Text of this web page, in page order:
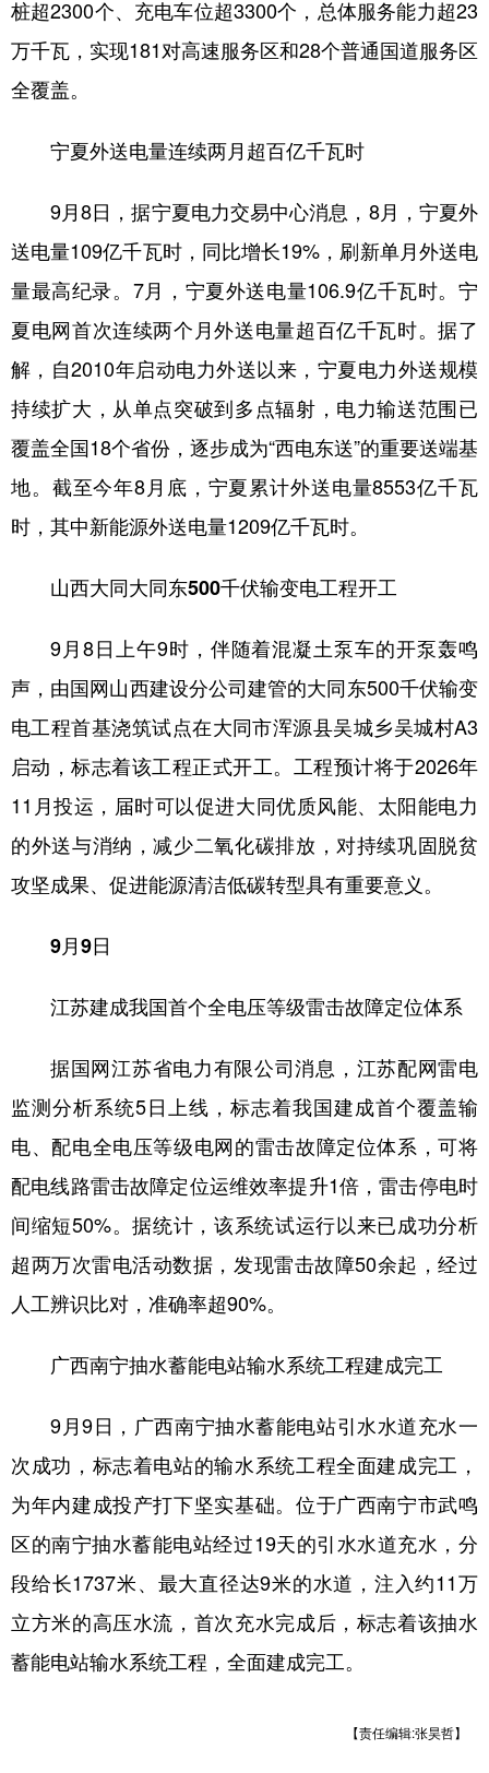
桩超2300个、充电车位超3300个，总体服务能力超23
万千瓦，实现181对高速服务区和28个普通国道服务区
全覆盖。
宁夏外送电量连续两月超百亿千瓦时
9月8日，据宁夏电力交易中心消息，8月，宁夏外
送电量109亿千瓦时，同比增长19%，刷新单月外送电
量最高纪录。7月，宁夏外送电量106.9亿千瓦时。宁
夏电网首次连续两个月外送电量超百亿千瓦时。据了
解，自2010年启动电力外送以来，宁夏电力外送规模
持续扩大，从单点突破到多点辐射，电力输送范围已
覆盖全国18个省份，逐步成为“西电东送”的重要送端基
地。截至今年8月底，宁夏累计外送电量8553亿千瓦
时，其中新能源外送电量1209亿千瓦时。
山西大同大同东500千伏输变电工程开工
9月8日上午9时，伴随着混凝土泵车的开泵轰鸣
声，由国网山西建设分公司建管的大同东500千伏输变
电工程首基浇筑试点在大同市浑源县吴城乡吴城村A3
启动，标志着该工程正式开工。工程预计将于2026年
11月投运，届时可以促进大同优质风能、太阳能电力
的外送与消纳，减少二氧化碳排放，对持续巩固脱贫
攻坚成果、促进能源清洁低碳转型具有重要意义。
9月9日
江苏建成我国首个全电压等级雷击故障定位体系
据国网江苏省电力有限公司消息，江苏配网雷电
监测分析系统5日上线，标志着我国建成首个覆盖输
电、配电全电压等级电网的雷击故障定位体系，可将
配电线路雷击故障定位运维效率提升1倍，雷击停电时
间缩短50%。据统计，该系统试运行以来已成功分析
超两万次雷电活动数据，发现雷击故障50余起，经过
人工辨识比对，准确率超90%。
广西南宁抽水蓄能电站输水系统工程建成完工
9月9日，广西南宁抽水蓄能电站引水水道充水一
次成功，标志着电站的输水系统工程全面建成完工，
为年内建成投产打下坚实基础。位于广西南宁市武鸣
区的南宁抽水蓄能电站经过19天的引水水道充水，分
段给长1737米、最大直径达9米的水道，注入约11万
立方米的高压水流，首次充水完成后，标志着该抽水
蓄能电站输水系统工程，全面建成完工。
【责任编辑:张昊哲】